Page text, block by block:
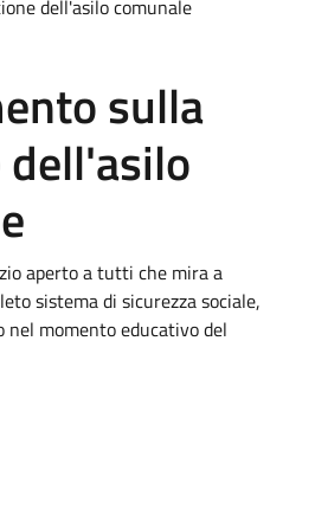
dell'asilo comunale
sulla
aperto a tutti che mira a
sistema di sicurezza sociale,
momento educativo del